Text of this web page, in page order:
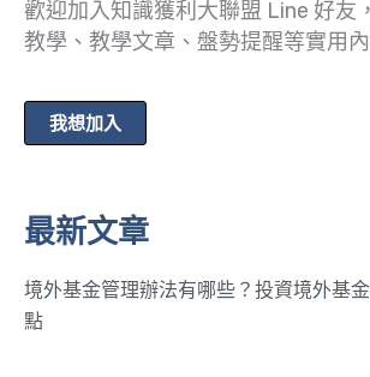
歡迎加入知識獲利大聯盟 Line 好友
教學、教學文章、盤勢提醒等實用內
我想加入
最新文章
境外基金管理辦法有哪些？投資境外基
點